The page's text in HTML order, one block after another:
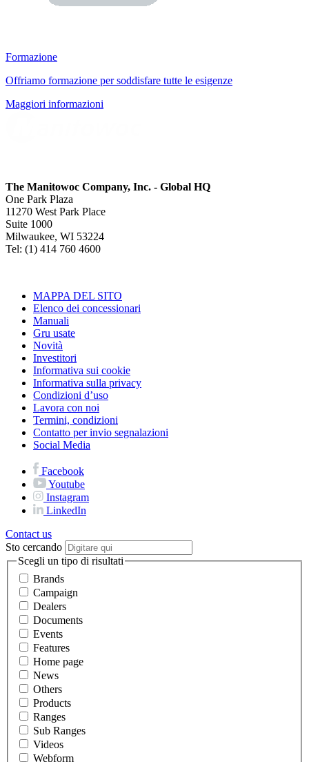
Formazione
Offriamo formazione per soddisfare tutte le esigenze
Maggiori informazioni
The Manitowoc Company, Inc. - Global HQ
One Park Plaza
11270 West Park Place
Suite 1000
Milwaukee, WI 53224
Tel: (1) 414 760 4600
MAPPA DEL SITO
Elenco dei concessionari
Manuali
Gru usate
Novità
Investitori
Informativa sui cookie
Informativa sulla privacy
Condizioni d’uso
Lavora con noi
Termini, condizioni
Contatto per invio segnalazioni
Social Media
Facebook
Youtube
Instagram
LinkedIn
Contact us
Sto cercando
Scegli un tipo di risultati
Brands
Campaign
Dealers
Documents
Events
Features
Home page
News
Others
Products
Ranges
Sub Ranges
Videos
Webform